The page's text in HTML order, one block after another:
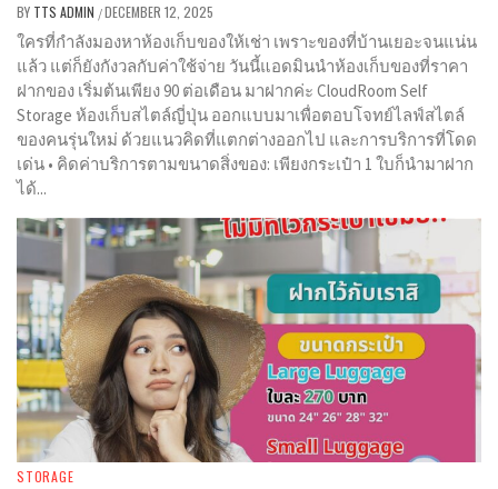
BY TTS ADMIN /DECEMBER 12, 2025
ใครที่กำลังมองหาห้องเก็บของให้เช่า เพราะของที่บ้านเยอะจนแน่น
แล้ว แต่ก็ยังกังวลกับค่าใช้จ่าย วันนี้แอดมินนำห้องเก็บของที่ราคา
ฝากของ เริ่มต้นเพียง 90 ต่อเดือน มาฝากค่ะ CloudRoom Self
Storage ห้องเก็บสไตล์ญี่ปุ่น ออกแบบมาเพื่อตอบโจทย์ไลฟ์สไตล์
ของคนรุ่นใหม่ ด้วยแนวคิดที่แตกต่างออกไป และการบริการที่โดด
เด่น • คิดค่าบริการตามขนาดสิ่งของ: เพียงกระเป๋า 1 ใบก็นำมาฝาก
ได้...
STORAGE